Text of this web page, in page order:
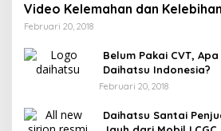
Video Kelemahan dan
Februari 20, 2018
Belum Pakai CVT,
Daihatsu Indonesia?
Februari 20, 2018
Daihatsu Santai